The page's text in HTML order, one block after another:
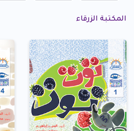
المكتبة الزرقاء